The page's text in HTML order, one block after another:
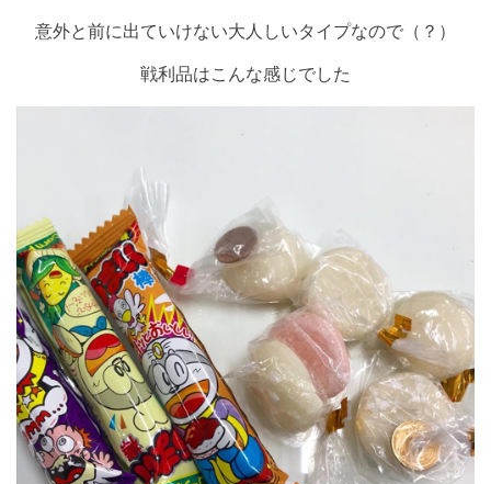
意外と前に出ていけない大人しいタイプなので（？）
戦利品はこんな感じでした